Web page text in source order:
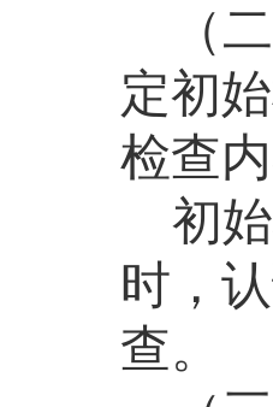
（
定初
检查
初
时，
查。